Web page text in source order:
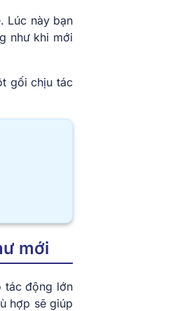
Lúc này bạn
như khi mới
gối chịu tác
mới
tác động lớn
hợp sẽ giúp